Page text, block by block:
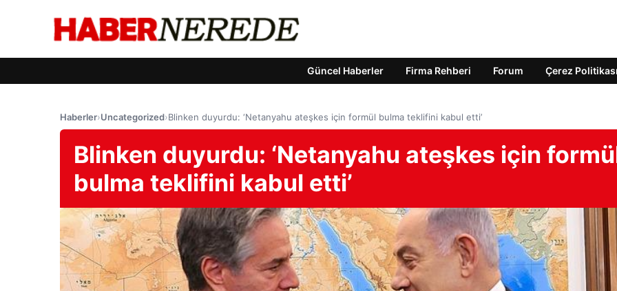
Güncel Haberler Firma Rehberi Forum Çerez Politikası
Haberler›Uncategorized›Blinken duyurdu: ‘Netanyahu ateşkes için formül bulma teklifini kabul etti’
Blinken duyurdu: ‘Netanyahu ateşkes için
bulma teklifini kabul etti’